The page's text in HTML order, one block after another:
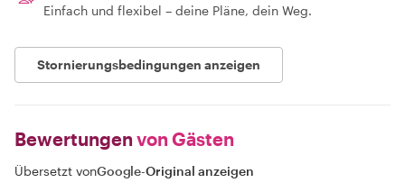
Einfach und flexibel – deine Pläne, dein Weg.
Stornierungsbedingungen anzeigen
Bewertungen von Gästen
Übersetzt vonGoogle-Original anzeigen